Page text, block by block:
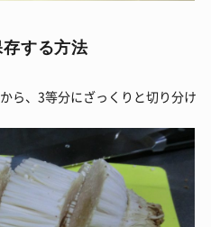
する方法
ら、3等分にざっくりと切り分け